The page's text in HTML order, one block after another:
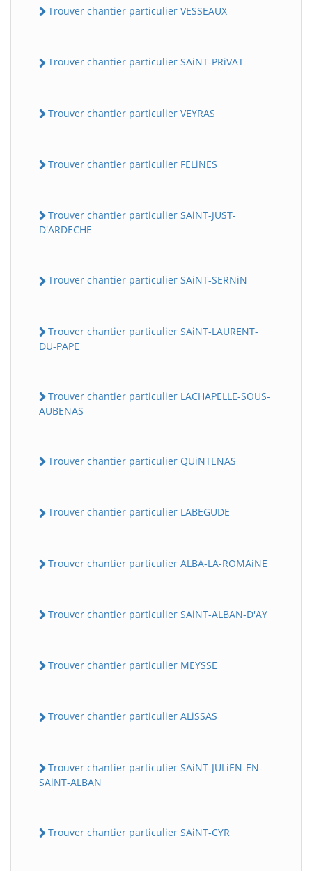
Trouver chantier particulier VESSEAUX
Trouver chantier particulier SAiNT-PRiVAT
Trouver chantier particulier VEYRAS
Trouver chantier particulier FELiNES
Trouver chantier particulier SAiNT-JUST-
D'ARDECHE
Trouver chantier particulier SAiNT-SERNiN
Trouver chantier particulier SAiNT-LAURENT-
DU-PAPE
Trouver chantier particulier LACHAPELLE-SOUS-
AUBENAS
Trouver chantier particulier QUiNTENAS
Trouver chantier particulier LABEGUDE
Trouver chantier particulier ALBA-LA-ROMAiNE
Trouver chantier particulier SAiNT-ALBAN-D'AY
Trouver chantier particulier MEYSSE
Trouver chantier particulier ALiSSAS
Trouver chantier particulier SAiNT-JULiEN-EN-
SAiNT-ALBAN
Trouver chantier particulier SAiNT-CYR